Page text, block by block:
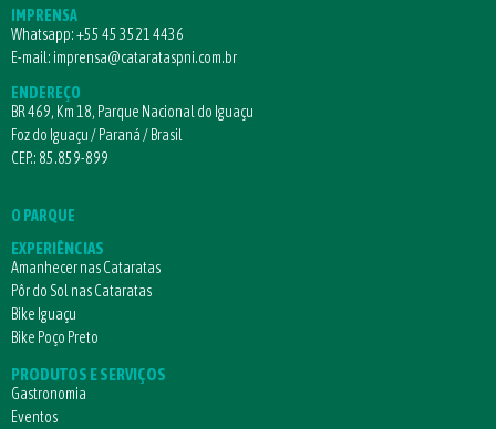
IMPRENSA
Whatsapp:+55 45 3521 4436
E-mail: imprensa@catarataspni.com.br
ENDEREÇO
BR 469, Km 18, Parque Nacional do Iguaçu
Foz do Iguaçu / Paraná / Brasil
CEP.: 85.859-899
O PARQUE
EXPERIÊNCIAS
Amanhecer nas Cataratas
Pôr do Sol nas Cataratas
Bike Iguaçu
Bike Poço Preto
PRODUTOS E SERVIÇOS
Gastronomia
Eventos